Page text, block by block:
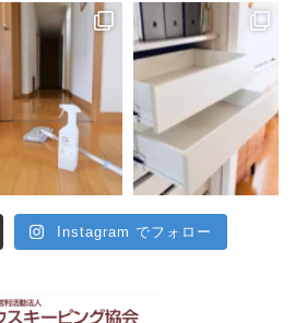
Instagram でフォロー